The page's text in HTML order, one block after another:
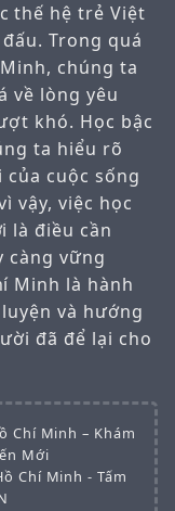
thế hệ trẻ Việt
Trong quá
chúng ta
về lòng yêu
khó. Học bậc
ta hiểu rõ
cuộc sống
vậy, việc học
là điều cần
càng vững
Minh là hành
và hướng
đã để lại cho
Chí Minh – Khám
Mới
Chí Minh - Tấm